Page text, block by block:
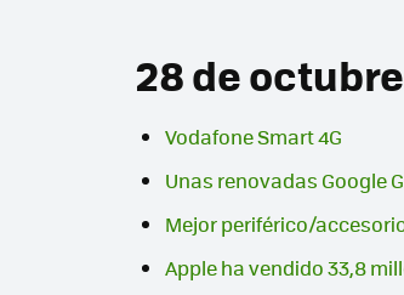
28 de
Vodafone Smart 4G
Unas renovadas Google
Mejor periférico/
Apple ha vendido 33,8